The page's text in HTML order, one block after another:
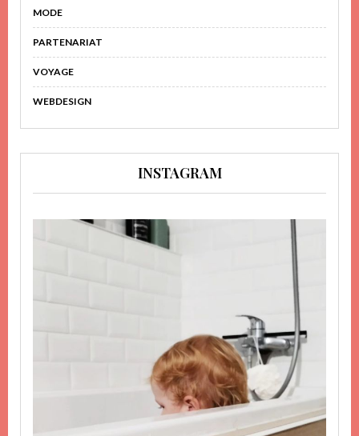
MODE
PARTENARIAT
VOYAGE
WEBDESIGN
INSTAGRAM